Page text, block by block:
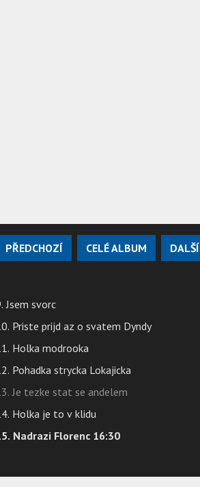
PŘEDCHOZÍ CELÉ ALBUM DALŠÍ
Jsem svorc
Priste prijd az o svatem Dyndy
Holka modrooka
Pohadka strycka Lokajicka
Je tezke stat se andelem
Holka je to v klidu
Nadrazi Florenc 16:30